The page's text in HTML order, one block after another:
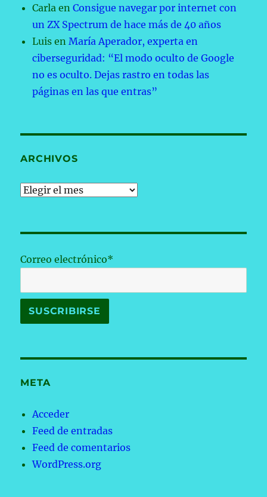
Carla enConsigue navegar por internet con
un ZX Spectrum de hace más de 40 años
Luis enMaría Aperador, experta en
ciberseguridad: “El modo oculto de Google
no es oculto. Dejas rastro en todas las
páginas en las que entras”
ARCHIVOS
Archivos
Correo electrónico*
META
Acceder
Feed de entradas
Feed de comentarios
WordPress.org